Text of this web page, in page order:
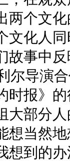
两个文
文化人
故事中
导演
时报》
大部分
想当然
想到的